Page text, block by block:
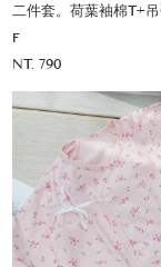
F
NT. 790